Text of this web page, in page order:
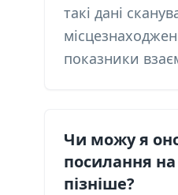
такі дані
показники
Чи можу я
посилання
пізніше?